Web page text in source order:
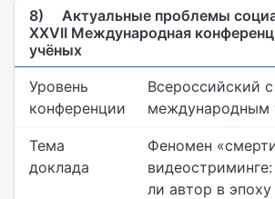
8)
Актуальные проблемы
XXVII Международная
учёных
Уровень
конференции
Всероссийский с
международным
Тема
доклада
Феномен
ли автор в эпоху